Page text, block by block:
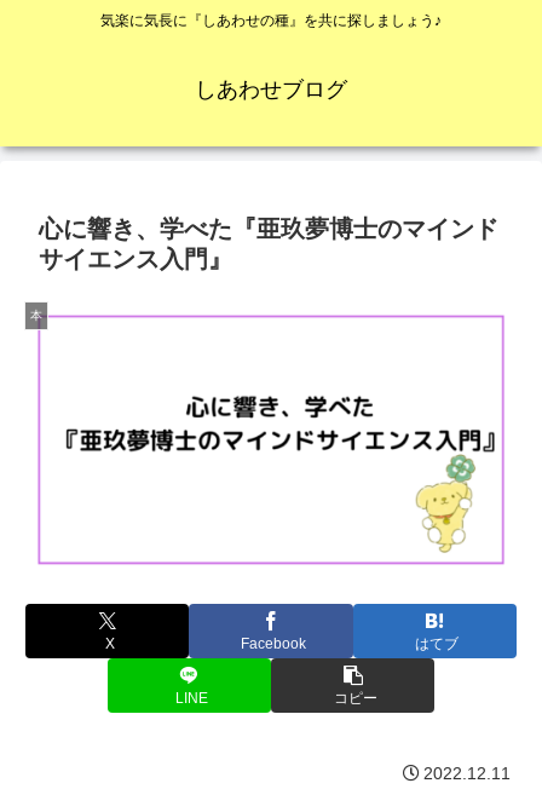
気楽に気長に『しあわせの種』を共に探しましょう♪
しあわせブログ
心に響き、学べた『亜玖夢博士のマインド
サイエンス入門』
本
X Facebook はてブ
LINE コピー
2022.12.11